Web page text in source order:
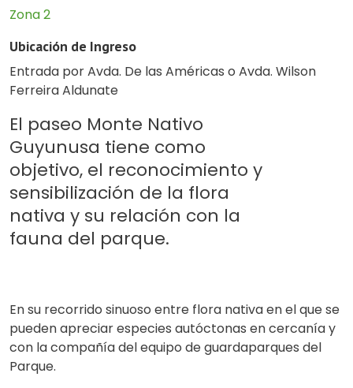
Zona 2
Ubicación de Ingreso
Entrada por Avda. De las Américas o Avda. Wilson
Ferreira Aldunate
El paseo Monte Nativo
Guyunusa tiene como
objetivo, el reconocimiento y
sensibilización de la flora
nativa y su relación con la
fauna del parque.
En su recorrido sinuoso entre flora nativa en el que se
pueden apreciar especies autóctonas en cercanía y
con la compañía del equipo de guardaparques del
Parque.